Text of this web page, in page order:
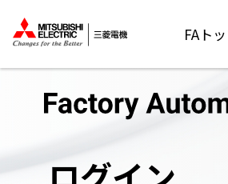
FAト